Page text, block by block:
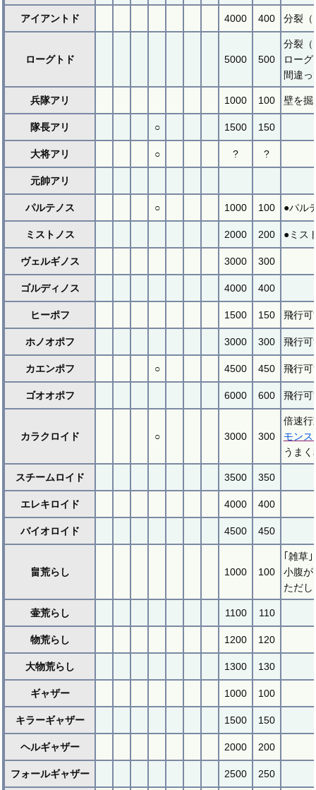
アイアントド 4000 400 分裂（
ローグトド 5000 500
分裂（
ロー
間違っ
兵隊アリ 1000 100 壁を掘
隊長アリ ○ 1500 150
大将アリ ○ ? ?
元帥アリ
パルテノス ○ 1000 100 ●パル
ミストノス 2000 200 ●ミス
ヴェルギノス 3000 300
ゴルディノス 4000 400
ヒーポフ 1500 150 飛行可
ホノオポフ 3000 300 飛行可
カエンポフ ○ 4500 450 飛行可
ゴオオポフ 6000 600 飛行可
カラクロイド ○ 3000 300
倍速行
モンス
うま
スチームロイド 3500 350
エレキロイド 4000 400
バイオロイド 4500 450
畠荒らし 1000 100
｢雑草
小腹が
ただし
壷荒らし 1100 110
物荒らし 1200 120
大物荒らし 1300 130
ギャザー 1000 100
キラーギャザー 1500 150
ヘルギャザー 2000 200
フォールギャザー 2500 250